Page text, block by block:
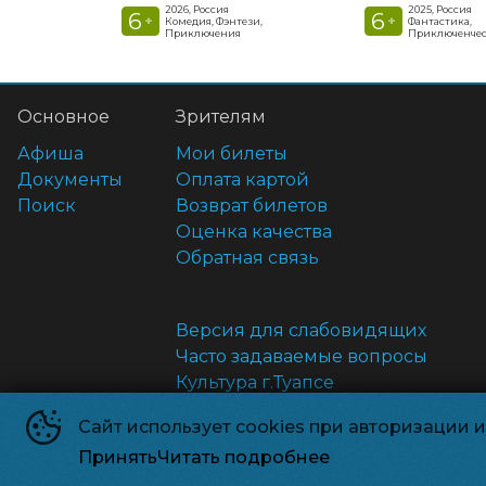
6 +
2026, Россия
Комедия, Фэнтези,
Приключения
6 +
2025, Россия
Фантастика,
Сайт использует cookies при авторизации
ПринятьЧитать подробнее
Основное
Афиша
Документы
Поиск
Зрителям
Мои билеты
Оплата картой
Возврат билетов
Оценка качества
Обратная связь
Версия для слабовидящих
Часто задаваемые вопросы
Культура г.Туапсе
Антикоррупция
Правила и соглашения